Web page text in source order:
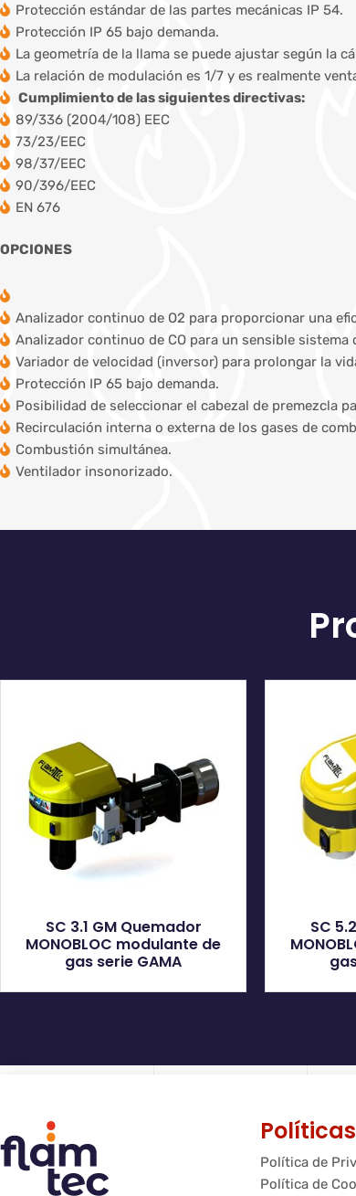
Protección estándar de las partes mecánicas IP 54.
Protección IP 65 bajo demanda.
La geometría de la llama se puede ajustar según la
La relación de modulación es 1/7 y es realmente
Cumplimiento de las siguientes directivas:
89/336 (2004/108) EEC
73/23/EEC
98/37/EEC
90/396/EEC
EN 676
OPCIONES
Analizador continuo de O2 para proporcionar una
Analizador continuo de CO para un sensible sistema
Variador de velocidad (inversor) para prolongar la
Protección IP 65 bajo demanda.
Posibilidad de seleccionar el cabezal de premezcla
Recirculación interna o externa de los gases de
Combustión simultánea.
Ventilador insonorizado.
SC 3.1 GM Quemador
MONOBLOC modulante de
gas serie GAMA
SC
Políticas
Política de
Política de